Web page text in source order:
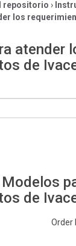
repositorio ›
los
atender
de
de
Order